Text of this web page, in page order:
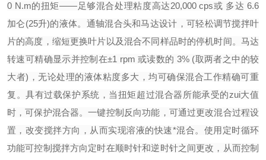
0 N.m的扭矩——足够混合处理粘度高达20,000 cps或 多达 6.6
加仑(25升)的液体。通轴混合头和马达设计，可轻松调节搅拌叶
片的高度，缩短更换叶片以及混合不同样品时的停机时间。马达
转速可精确显示并控制在±1 rpm 或读数的 3% (取两者之中的较
大者)，无论处理的液体粘度多大，均可确保混合工作精确可重
复。具有过载保护系统，当扭矩超过混合器所能承受的zui大值
时，可保护混合器。一键控制反向功能，可通过更改混合过程设
置，改变搅拌方向，从而实现溶液的快速*混合。使用定时循环
功能可控制搅拌方向定时在顺时针和逆时针之间更改，从而控制